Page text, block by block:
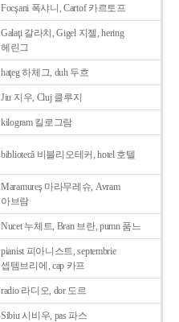
Focşani 폭샤니, Cartof 카르토프
Galaţi 갈라치, Gigel 지젤, hering
헤린그
haţeg 하체그, duh 두흐
Jiu 지우, Cluj 클루지
kilogram 킬로그람
bibliotecǎ 비블리오테커, hotel 호텔
Maramureş 마라무레슈, Avram
아브람
Nucet 누체트, Bran 브란, pumn 품느
pianist 피아니스트, septembrie
셉템브리에, cap 카프
radio 라디오, dor 도르
Sibiu 시비우, pas 파스